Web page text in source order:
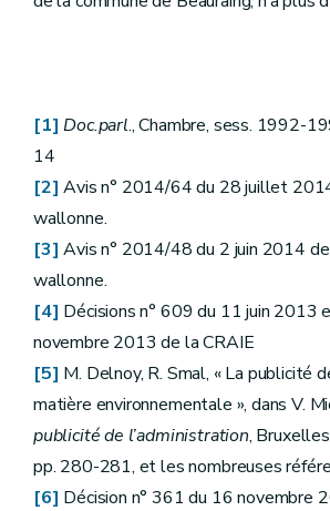
[1] Doc.parl., Chambre, sess. 1992-
14
[2] Avis n° 2014/64 du 28 juillet
wallonne.
[3] Avis n° 2014/48 du 2 juin 2014
wallonne.
[4] Décisions n° 609 du 11 juin 2013
novembre 2013 de la CRAIE
[5] M. Delnoy, R. Smal, « La publicité
matière environnementale », dans V.
publicité de l’administration,
pp. 280-281, et les nombreuses
[6] Décision n° 361 du 16 novembre